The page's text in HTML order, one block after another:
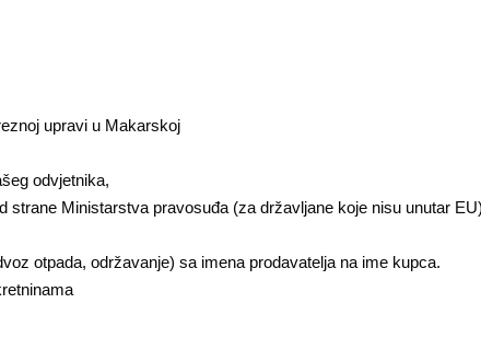
upravi u Makarskoj
odvjetnika,
strane Ministarstva pravosuđa (za državljane koje nisu unutar
otpada, održavanje) sa imena prodavatelja na ime kupca.